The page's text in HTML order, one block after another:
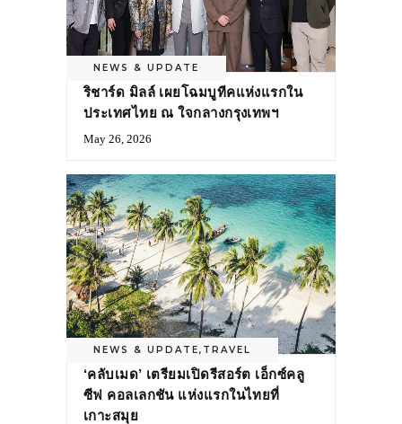
NEWS & UPDATE
ริชาร์ด มิลล์ เผยโฉมบูทีคแห่งแรกใน
ประเทศไทย ณ ใจกลางกรุงเทพฯ
May 26, 2026
NEWS & UPDATE, TRAVEL
‘คลับเมด’ เตรียมเปิดรีสอร์ต เอ็กซ์คลู
ซีฟ คอลเลกชัน แห่งแรกในไทยที่
เกาะสมุย